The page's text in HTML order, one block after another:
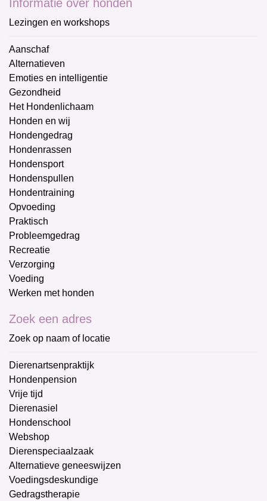
Informatie over honden
Lezingen en workshops
Aanschaf
Alternatieven
Emoties en intelligentie
Gezondheid
Het Hondenlichaam
Honden en wij
Hondengedrag
Hondenrassen
Hondensport
Hondenspullen
Hondentraining
Opvoeding
Praktisch
Probleemgedrag
Recreatie
Verzorging
Voeding
Werken met honden
Zoek een adres
Zoek op naam of locatie
Dierenartsenpraktijk
Hondenpension
Vrije tijd
Dierenasiel
Hondenschool
Webshop
Dierenspeciaalzaak
Alternatieve geneeswijzen
Voedingsdeskundige
Gedragstherapie